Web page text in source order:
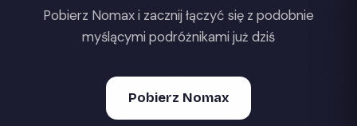
Pobierz Nomax i zacznij łączyć się z podobnie
myślącymi podróżnikami już dziś
Pobierz Nomax